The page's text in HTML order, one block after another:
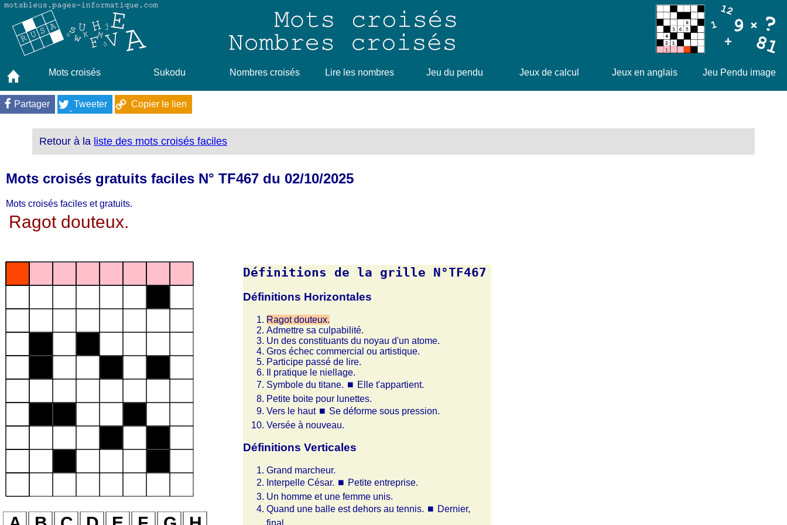
Mots croisés Sukodu Nombres croisés Lire les nombres Jeu du pendu Jeux de calcul Jeux en anglais Jeu Pendu image
Partager Tweeter Copier le lien
Retour à la liste des mots croisés faciles
Mots croisés gratuits faciles N° TF467 du 02/10/2025
Mots croisés faciles et gratuits.
Ragot douteux.
Définitions de la grille N°TF467
Définitions Horizontales
Ragot douteux.
Admettre sa culpabilité.
Un des constituants du noyau d'un atome.
Gros échec commercial ou artistique.
Participe passé de lire.
Il pratique le niellage.
Symbole du titane. ⏹ Elle t'appartient.
Petite boite pour lunettes.
Vers le haut⏹ Se déforme sous pression.
Versée à nouveau.
Définitions Verticales
Grand marcheur.
Interpelle César. ⏹ Petite entreprise.
Un homme et une femme unis.
Quand une balle est dehors au tennis. ⏹ Dernier,
final.